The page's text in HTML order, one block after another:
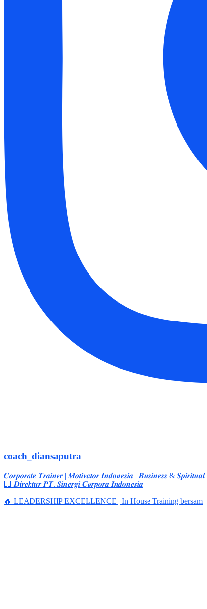
coach_diansaputra
𝑪𝒐𝒓𝒑𝒐𝒓𝒂𝒕𝒆 𝑻𝒓𝒂𝒊𝒏𝒆𝒓 | 𝑴𝒐𝒕𝒊𝒗𝒂𝒕𝒐𝒓 𝑰𝒏𝒅𝒐𝒏𝒆𝒔𝒊𝒂 | 𝑩𝒖𝒔𝒊𝒏𝒆𝒔𝒔 &
🏢 𝑫𝒊𝒓𝒆𝒌𝒕𝒖𝒓 𝑷𝑻. 𝑺𝒊𝒏𝒆𝒓𝒈𝒊 𝑪𝒐𝒓𝒑𝒐𝒓𝒂 𝑰𝒏𝒅𝒐𝒏𝒆𝒔𝒊𝒂
🔥 LEADERSHIP EXCELLENCE | In House Training bersam